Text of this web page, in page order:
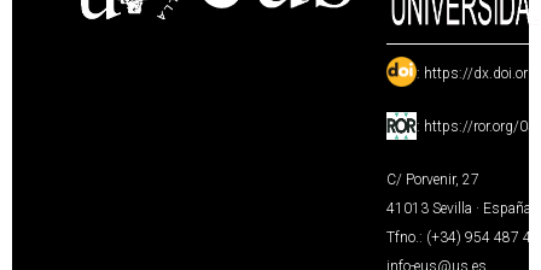
: https://
: https://ror.org/
C/ Porvenir, 27
41013 Sevilla · España
Tfno.: (+34) 954 487
info-eus@us.es